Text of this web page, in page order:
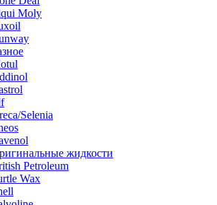
Moly
Selenia
жидкости
Petroleum
Wax